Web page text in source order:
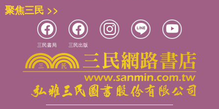
聚焦三民 >>
三民書局 三民出版